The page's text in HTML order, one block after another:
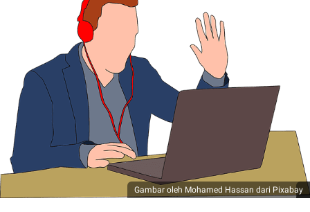
Gambar oleh Mohamed Hassan dari Pixabay